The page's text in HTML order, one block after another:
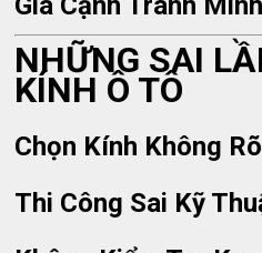
NHỮNG SAI
KÍNH Ô TÔ
Chọn Kính Không
Thi Công Sai Kỹ